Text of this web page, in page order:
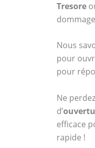
Tresore
Nous
pour
pour
Ne
d’
efficace
rapide !